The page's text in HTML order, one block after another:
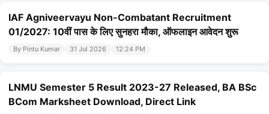
IAF Agniveervayu Non-Combatant Recruitment
01/2027: 10वीं पास के लिए सुनहरा मौका, ऑफलाइन आवेदन शुरू
By Pintu Kumar 31 Jul 2026 12:24 PM
LNMU Semester 5 Result 2023-27 Released, BA BSc
BCom Marksheet Download, Direct Link